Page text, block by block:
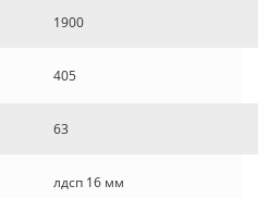
1900
405
63
лдсп 16 мм